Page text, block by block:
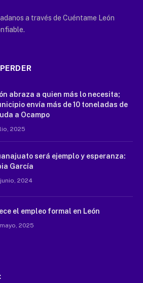
a través de Cuéntame León
abraza a quien más lo necesita;
envía más de 10 toneladas de
a Ocampo
2025
será ejemplo y esperanza:
García
2024
el empleo formal en León
2025